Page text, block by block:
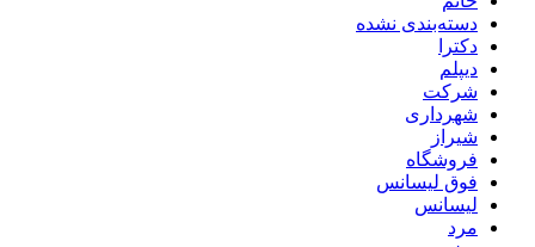
دسته‌بندی نشده
دکترا
دیپلم
شرکت
شهرداری
شیراز
فروشگاه
فوق لیسانس
لیسانس
مرد